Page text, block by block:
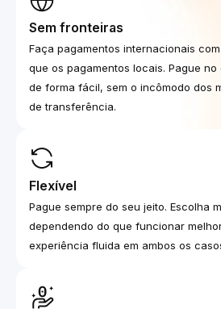
Sem fronteiras
Faça pagamentos internacionais
que os pagamentos locais. Pague
de forma fácil, sem o incômodo dos
de transferência.
Flexível
Pague sempre do seu jeito. Escolha
dependendo do que funcionar
experiência fluida em ambos os